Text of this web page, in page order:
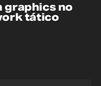
graphics no
tático